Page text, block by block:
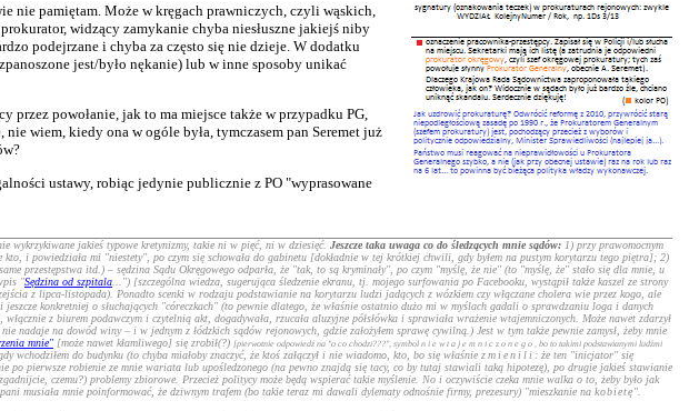
nie pamiętam. Może w kręgach prawniczych, czyli wąskich,
widzący zamykanie chyba niesłuszne jakiejś niby
podejrzane i chyba za często się nie dzieje. W dodatku
jest/było nękanie) lub w inne sposoby unikać
powołanie, jak to ma miejsce także w przypadku PG,
wiem, kiedy ona w ogóle była, tymczasem pan Seremet już
ustawy, robiąc jedynie publicznie z PO "wyprasowane
wykrzykiwane jakieś typowe kretynizmy, takie ni w pięć, ni w dziesięć. Jeszcze taka uwaga co do śledzących mnie sądów: 1) przy prawomocnym
kto, i powiedziała mi "niestety", po czym się schowała do gabinetu [dokładnie w tej krótkiej chwili, gdy byłem na pustym korytarzu tego piętra]; 2)
przestępstwa itd.) – sędzina Sądu Okręgowego odparła, że "tak, to są kryminały", po czym "myślę, że nie" (to "myślę, że" stało się dla mnie, u
"Sędzina od szpitala ...") [szczególna wiedza, sugerująca śledzenie ekranu, tj. mojego surfowania po Facebooku, wystąpił także kaszel ze strony
z lipca-listopada). Ponadto scenki w rodzaju podstawianie na korytarzu ludzi jadących z wózkiem czy włączane cholera wie przez kogo, ale
konkretniej o słuchających "córeczkach" (to pewnie dlatego, że właśnie ostatnio dużo mi w myślach gadali o sprawdzaniu loga i danych
z biurem podawczym i czytelnią akt, dogadywała, rzucała aluzyjne półsłówka i sprawiała wrażenie wtajemniczonych. Może nawet zdarzył
na dowód winy – i w jednym z łódzkich sądów rejonowych, gdzie założyłem sprawę cywilną.) Jest w tym także pewnie zamysł, żeby mnie
mnie" [może nawet kłamliwego] się zrobił(?) [pierwotnie odpowiedź na "o co chodzi???", symbol niewtajemniczonego
, bo to takimi podstawianymi ludźmi
wchodziłem do budynku (to chyba miałoby znaczyć, że ktoś załączył i nie wiadomo, kto, bo się właśnie zmienili : że ten "inicjator" się
pierwsze robienie ze mnie wariata lub upośledzonego (na pewno znajdą się tacy, co by tutaj stawiali taką hipotezę), po drugie jakieś stawianie
czemu?) problemy zbiorowe. Przecież politycy może będą wspierać takie myślenie. No i oczywiście czeka mnie walka o to, żeby było jak
musiała mnie poinformować, że dziwnym trafem (bo takie teraz mi dawali dylematy odnośnie firmy, prezesury) "mieszkanie na kobietę".